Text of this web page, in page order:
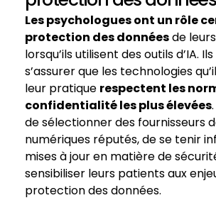
Les psychologues ont un rôle
protection des donnéesde
lorsqu’ils utilisent des outils d’IA.
s’assurer que les technologies
leur pratique respectent les
confidentialité les plus élevées
de sélectionner des fournisseurs
numériques réputés, de se tenir
mises à jour en matière de
sensibiliser leurs patients aux
protection des données.